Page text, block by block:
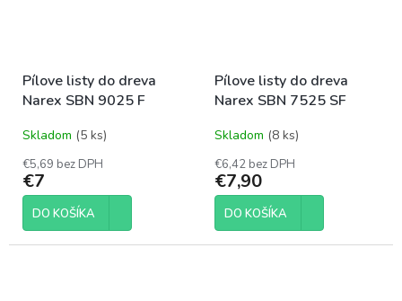
Pílove listy do dreva
Narex SBN 9025 F
Skladom (5 ks)
€5,69 bez DPH
€7
DO KOŠÍKA
Pílove listy do dreva
Narex SBN 7525 SF
Skladom (8 ks)
€6,42 bez DPH
€7,90
DO KOŠÍKA